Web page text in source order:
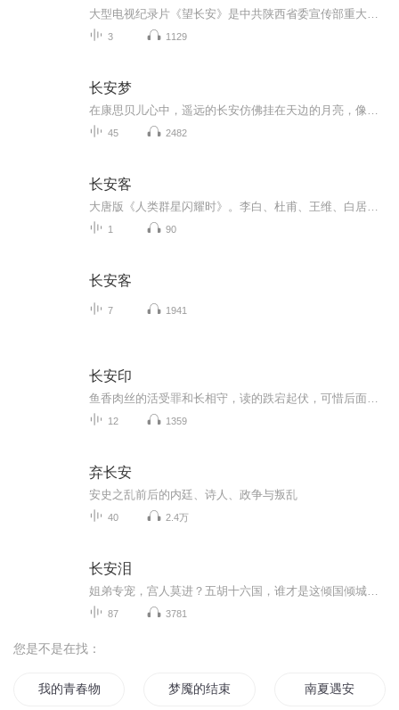
3 1129
长安梦
45 2482
长安客
1 90
长安客
7 1941
长安印
12 1359
弃长安
安史之乱前后的内廷、诗人、政争与叛乱
40 2.4万
长安泪
87 3781
您是不是在找：
我的青春物语没有结束 梦魇的结束 南夏遇安